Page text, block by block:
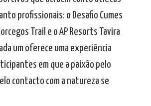
profissionais: o Desafio Cumes
Trail e o AP Resorts Tavira
um oferece uma experiência
em que a paixão pelo
contacto com a natureza se